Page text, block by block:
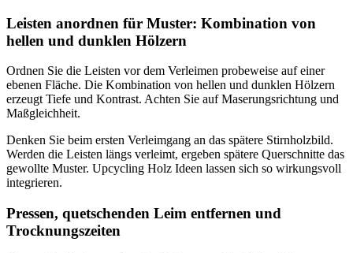
Leisten anordnen für Muster: Kombination von
hellen und dunklen Hölzern
Ordnen Sie die Leisten vor dem Verleimen probeweise auf einer
ebenen Fläche. Die Kombination von hellen und dunklen Hölzern
erzeugt Tiefe und Kontrast. Achten Sie auf Maserungsrichtung und
Maßgleichheit.
Denken Sie beim ersten Verleimgang an das spätere Stirnholzbild.
Werden die Leisten längs verleimt, ergeben spätere Querschnitte das
gewollte Muster. Upcycling Holz Ideen lassen sich so wirkungsvoll
integrieren.
Pressen, quetschenden Leim entfernen und
Trocknungszeiten